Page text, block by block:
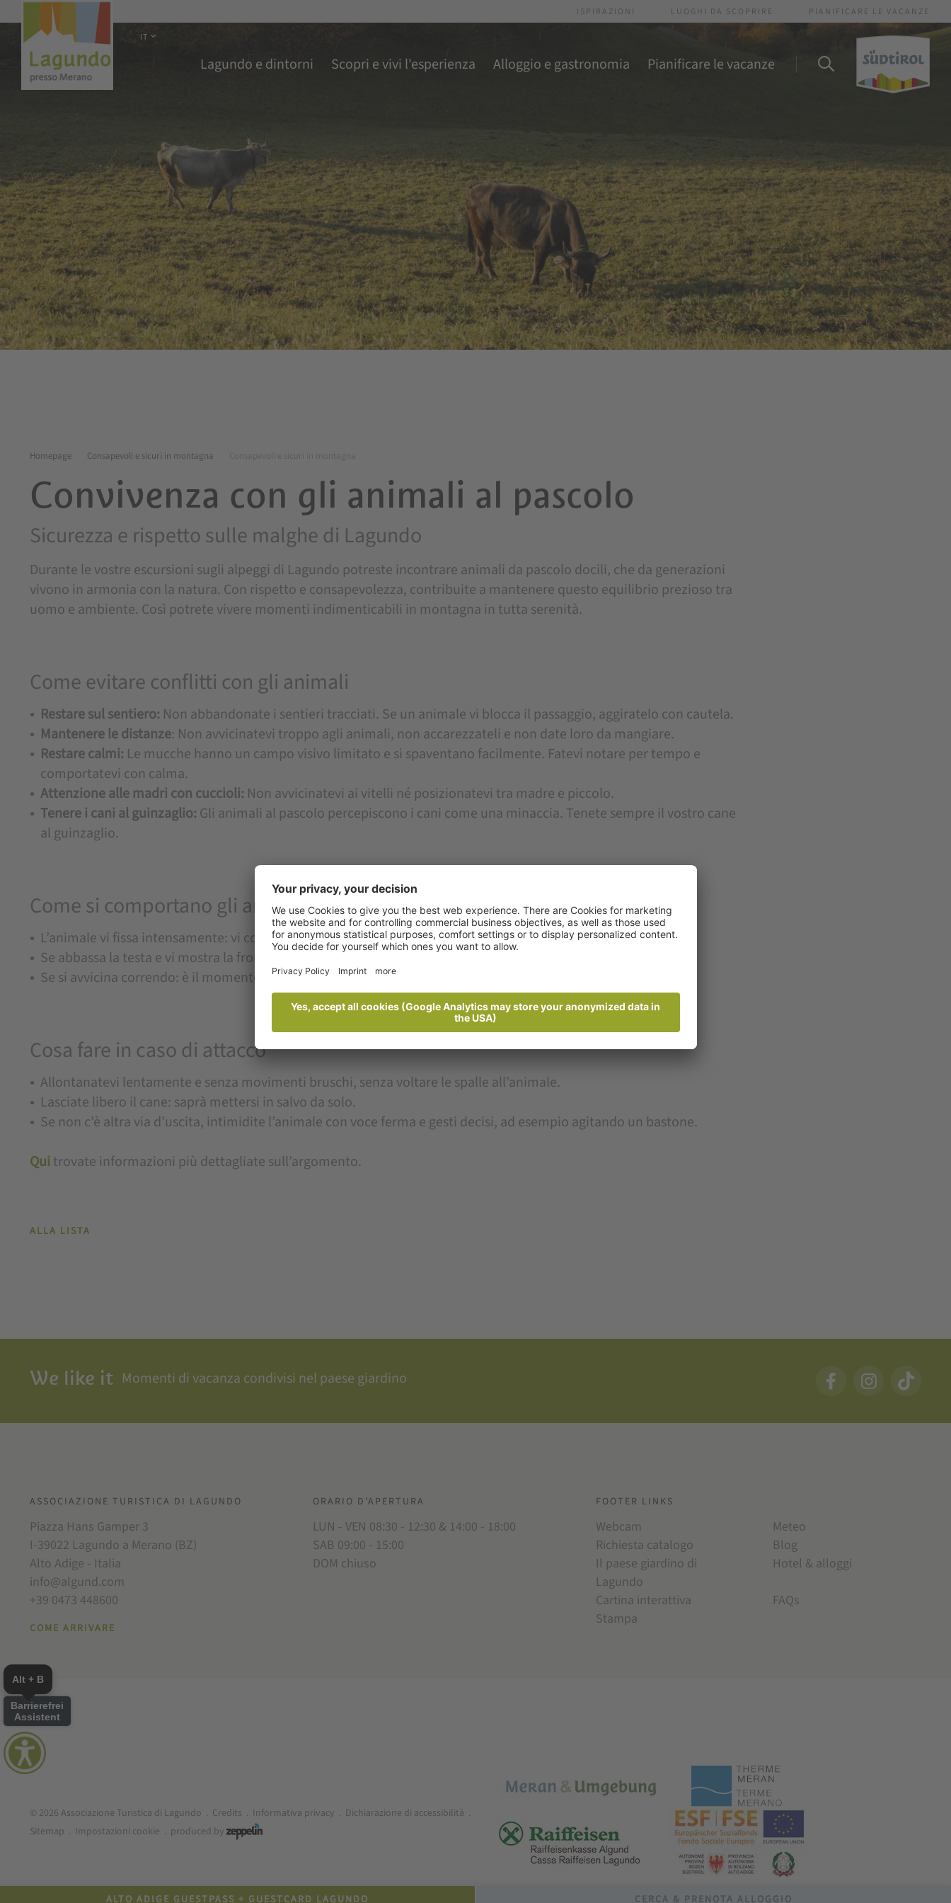
ISPIRAZIONI LUOGHI DA SCOPRIRE PIANIFICARE LE VACANZE
IT
Lagundo e dintorni Scopri e vivi l'esperienza Alloggio e gastronomia Pianificare le vacanze
ALTO ADIGE GUESTPASS + GUESTCARD LAGUNDO CERCA & PRENOTA ALLOGGIO
Homepage Consapevoli e sicuri in montagna
Convivenza con gli animali al pascolo
Sicurezza e rispetto sulle malghe di Lagundo
Durante le vostre escursioni sugli alpeggi di Lagundo potreste incontrare animali da pascolo docili, che da generazioni
vivono in armonia con la natura. Con rispetto e consapevolezza, contribuite a mantenere questo equilibrio prezioso tra
uomo e ambiente. Così potrete vivere momenti indimenticabili in montagna in tutta serenità.
Come evitare conflitti con gli animali
Restare sul sentiero: Non abbandonate i sentieri tracciati. Se un animale vi blocca il passaggio, aggiratelo con cautela.
Mantenere le distanze: Non avvicinatevi troppo agli animali, non accarezzateli e non date loro da mangiare.
Restare calmi: Le mucche hanno un campo visivo limitato e si spaventano facilmente. Fatevi notare per tempo e
comportatevi con calma.
Attenzione alle madri con cuccioli: Non avvicinatevi ai vitelli né posizionatevi tra madre e piccolo.
Tenere i cani al guinzaglio: Gli animali al pascolo percepiscono i cani come una minaccia. Tenete sempre il vostro cane
al guinzaglio.
Come si comportano gli animali se vi avvicinate troppo
L’animale vi fissa intensamente: vi considera una possibile minaccia.
Se abbassa la testa e vi mostra la fronte, potrebbe prepararsi ad attaccare.
Se si avvicina correndo: è il momento di allontanarsi rapidamente.
Cosa fare in caso di attacco
Allontanatevi lentamente e senza movimenti bruschi, senza voltare le spalle all’animale.
Lasciate libero il cane: saprà mettersi in salvo da solo.
Se non c’è altra via d’uscita, intimidite l’animale con voce ferma e gesti decisi, ad esempio agitando un bastone.
Qui trovate informazioni più dettagliate sull’argomento.
ALLA LISTA
We like it Momenti di vacanza condivisi nel paese giardino
ASSOCIAZIONE TURISTICA DI LAGUNDO
Piazza Hans Gamper 3
I-39022 Lagundo a Merano (BZ)
Alto Adige - Italia
info@algund.com
+39 0473 448600
COME ARRIVARE
ORARIO D'APERTURA
LUN - VEN 08:30 - 12:30 & 14:00 - 18:00
SAB 09:00 - 15:00
DOM chiuso
FOOTER LINKS
Webcam
Meteo
Richiesta catalogo
Blog
Il paese giardino di
Lagundo
Hotel & alloggi
Cartina interattiva
FAQs
Stampa
© 2026 Associazione Turistica di Lagundo . Credits . Informativa privacy . Dichiarazione di accessibilità .
Sitemap . Impostazioni cookie . produced by
Alt + B
Barrierefrei
Assistent